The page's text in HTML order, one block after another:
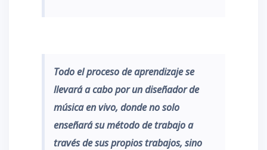
Todo el proceso de aprendizaje se
llevará a cabo por un diseñador de
música en vivo, donde no solo
enseñará su método de trabajo a
través de sus propios trabajos, sino